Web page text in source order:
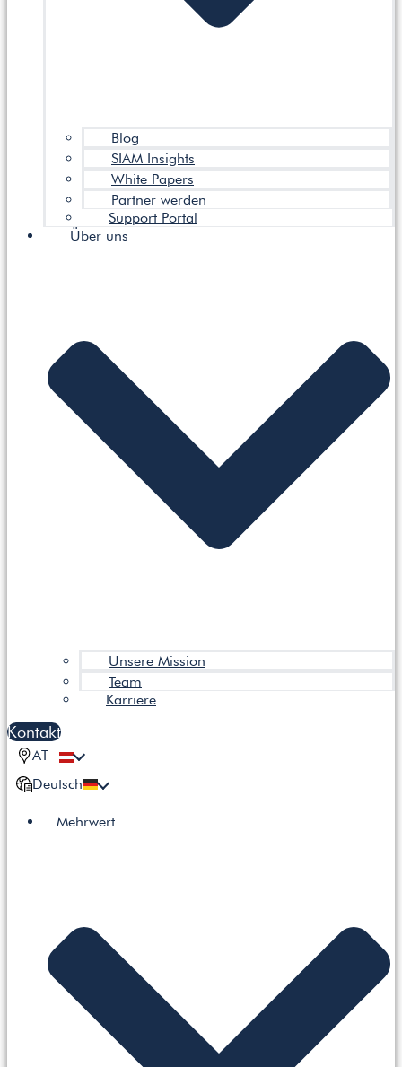
Blog
SIAM Insights
White Papers
Partner werden
Support Portal
Über uns
Unsere Mission
Team
Karriere
Kontakt
AT
Deutsch
Mehrwert